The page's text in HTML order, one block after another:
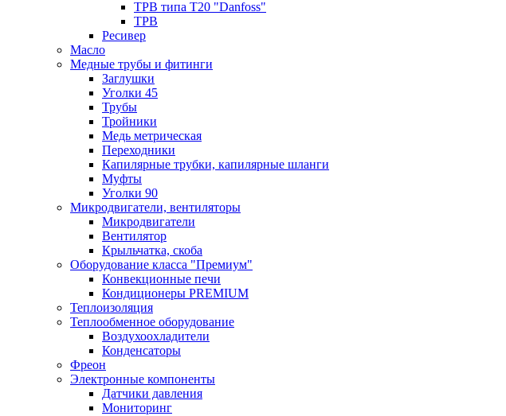
ТРВ типа Т20 "Danfoss"
ТРВ
Ресивер
Масло
Медные трубы и фитинги
Заглушки
Уголки 45
Трубы
Тройники
Медь метрическая
Переходники
Капилярные трубки, капилярные шланги
Муфты
Уголки 90
Микродвигатели, вентиляторы
Микродвигатели
Вентилятор
Крыльчатка, скоба
Оборудование класса "Премиум"
Конвекционные печи
Кондиционеры PREMIUM
Теплоизоляция
Теплообменное оборудование
Воздухоохладители
Конденсаторы
Фреон
Электронные компоненты
Датчики давления
Мониторинг